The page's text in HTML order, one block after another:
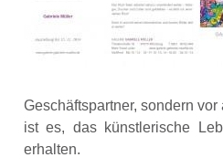
Geschäftspartner, sondern
ist es, das künstlerische
erhalten.